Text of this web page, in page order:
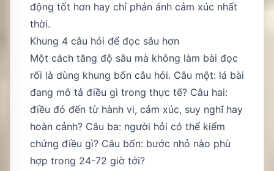
động tốt hơn hay chỉ phản ánh cảm xúc nhất
thời.
Khung 4 câu hỏi để đọc sâu hơn
Một cách tăng độ sâu mà không làm bài đọc
rối là dùng khung bốn câu hỏi. Câu một: lá bài
đang mô tả điều gì trong thực tế? Câu hai:
điều đó đến từ hành vi, cảm xúc, suy nghĩ hay
hoàn cảnh? Câu ba: người hỏi có thể kiểm
chứng điều gì? Câu bốn: bước nhỏ nào phù
hợp trong 24-72 giờ tới?